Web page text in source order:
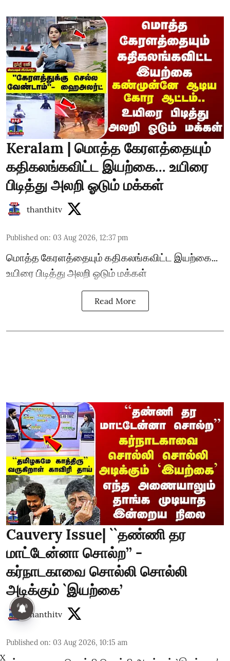
Keralam | மொத்த கேரளத்தையும்
கதிகலங்கவிட்ட இயற்கை... உயிரை
பிடித்து அலறி ஓடும் மக்கள்
thanthitv
Published on: 03 Aug 2026, 12:37 pm
மொத்த கேரளத்தையும் கதிகலங்கவிட்ட இயற்கை...
உயிரை பிடித்து அலறி ஓடும் மக்கள்
Read More
Cauvery Issue| ``தண்ணி தர
மாட்டேன்னா சொல்ற’’ -
கர்நாடகாவை சொல்லி சொல்லி
அடிக்கும் `இயற்கை’
thanthitv
Published on: 03 Aug 2026, 10:15 am
X